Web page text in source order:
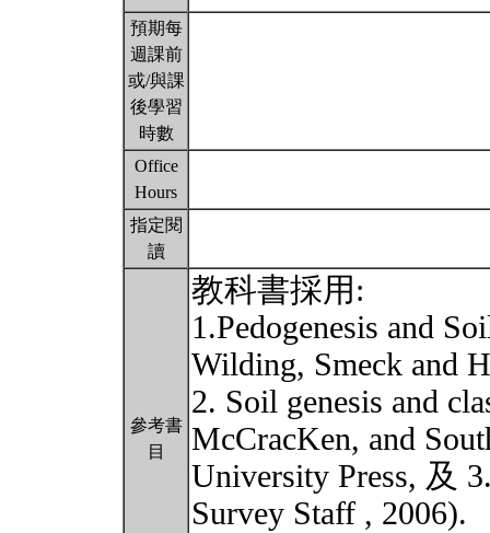
預期每
週課前
或/與課
後學習
時數
Office
Hours
指定閱
讀
參考書
目
教科書採用:
1.Pedogenesis and
Wilding, Smeck and
2. Soil genesis and
McCracKen, and
University Press, 及
Survey Staff , 2006).